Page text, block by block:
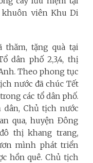
viên Khu Di
thăm, tặng quà tại
dân phố 2,3,4, thị
Theo phong tục
nước đã chúc Tết
các tổ dân phố.
Chủ tịch nước
qua, huyện Đông
thị khang trang,
mình phát triển
hồn quê. Chủ tịch